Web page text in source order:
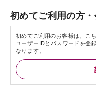
初めてご利用の方
初めてご利用のお客様は、こ
ユーザーIDとパスワードを登
なります。